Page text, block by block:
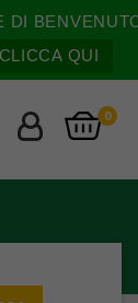
DI
CLICCA QUI
0